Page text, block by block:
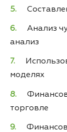
Анализ
анализ
моделях
торговле